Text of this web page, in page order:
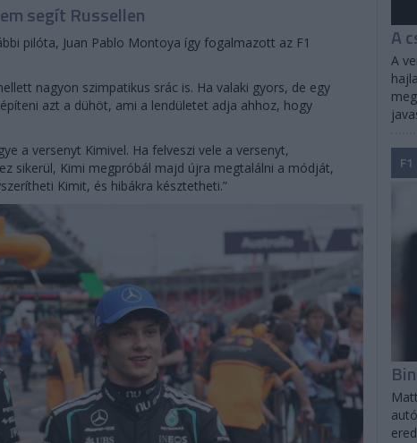
segít Russellen
pilóta, Juan Pablo Montoya így fogalmazott az F1
nagyon szimpatikus srác is. Ha valaki gyors, de egy
azt a dühöt, ami a lendületet adja ahhoz, hogy
a versenyt Kimivel. Ha felveszi vele a versenyt,
sikerül, Kimi megpróbál majd újra megtalálni a módját,
Kimit, és hibákra késztetheti.”
A
A
F1